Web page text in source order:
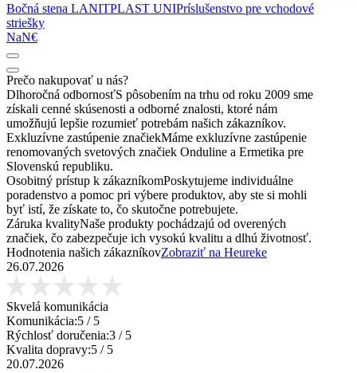
Bočná stena LANITPLAST UNIPríslušenstvo pre vchodové
striešky
NaN€
Prečo nakupovať u nás?
Dlhoročná odbornosťS pôsobením na trhu od roku 2009 sme
získali cenné skúsenosti a odborné znalosti, ktoré nám
umožňujú lepšie rozumieť potrebám našich zákazníkov.
Exkluzívne zastúpenie značiekMáme exkluzívne zastúpenie
renomovaných svetových značiek Onduline a Ermetika pre
Slovenskú republiku.
Osobitný prístup k zákazníkomPoskytujeme individuálne
poradenstvo a pomoc pri výbere produktov, aby ste si mohli
byť istí, že získate to, čo skutočne potrebujete.
Záruka kvalityNaše produkty pochádzajú od overených
značiek, čo zabezpečuje ich vysokú kvalitu a dlhú životnosť.
Hodnotenia našich zákazníkovZobraziť na Heureke
26.07.2026
Skvelá komunikácia
Komunikácia:5 / 5
Rýchlosť doručenia:3 / 5
Kvalita dopravy:5 / 5
20.07.2026